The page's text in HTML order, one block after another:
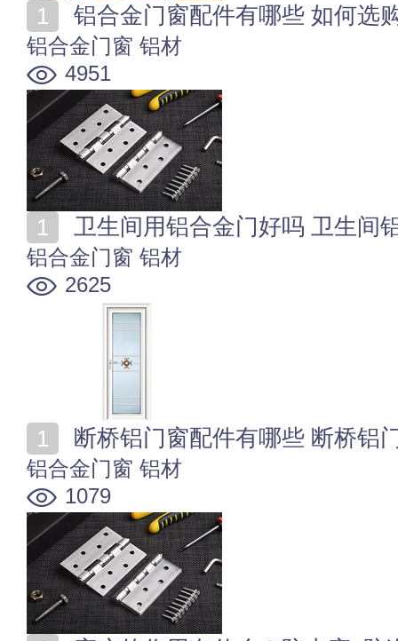
铝合金门窗配件有哪些 如何选
铝合金门窗 铝材
4951
卫生间用铝合金门好吗 卫生间
铝合金门窗 铝材
2625
断桥铝门窗配件有哪些 断桥铝
铝合金门窗 铝材
1079